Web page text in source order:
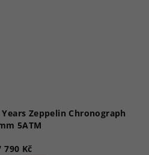
Zeppelin Chronograph
5ATM
790 Kč